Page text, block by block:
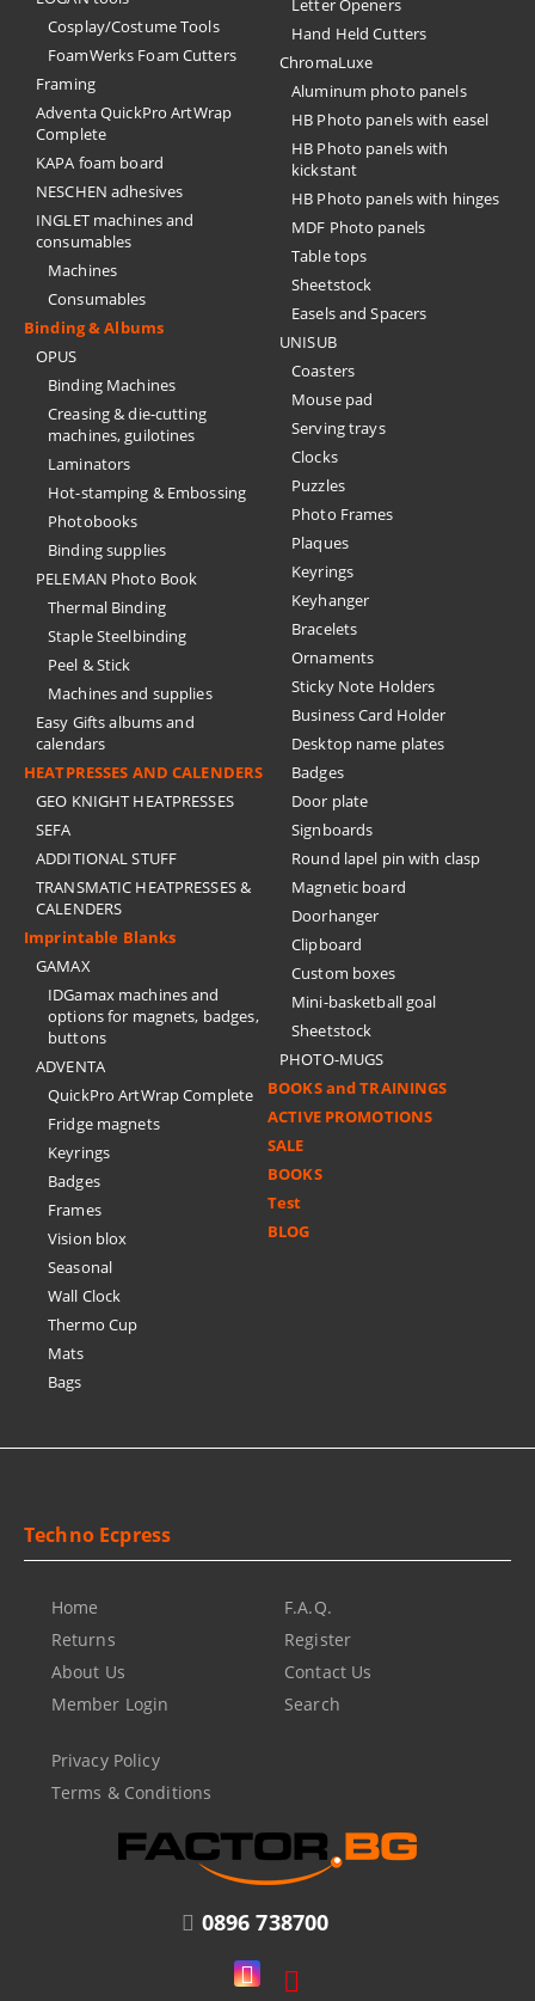
Cosplay/Costume Tools
FoamWerks Foam Cutters
Framing
Adventa QuickPro ArtWrap
Complete
KAPA foam board
NESCHEN adhesives
INGLET machines and
consumables
Machines
Consumables
Binding & Albums
OPUS
Binding Machines
Creasing & die-cutting
machines, guilotines
Laminators
Hot-stamping & Embossing
Photobooks
Binding supplies
PELEMAN Photo Book
Thermal Binding
Staple Steelbinding
Peel & Stick
Machines and supplies
Easy Gifts albums and
calendars
HEATPRESSES AND CALENDERS
GEO KNIGHT HEATPRESSES
SEFA
ADDITIONAL STUFF
TRANSMATIC HEATPRESSES &
CALENDERS
Imprintable Blanks
GAMAX
IDGamax machines and
options for magnets, badges,
buttons
ADVENTA
QuickPro ArtWrap Complete
Fridge magnets
Keyrings
Badges
Frames
Vision blox
Seasonal
Wall Clock
Thermo Cup
Mats
Bags
Letter Openers
Hand Held Cutters
ChromaLuxe
Aluminum photo panels
HB Photo panels with easel
HB Photo panels with
kickstant
HB Photo panels with hinges
MDF Photo panels
Table tops
Sheetstock
Easels and Spacers
UNISUB
Coasters
Mouse pad
Serving trays
Clocks
Puzzles
Photo Frames
Plaques
Keyrings
Keyhanger
Bracelets
Ornaments
Sticky Note Holders
Business Card Holder
Desktop name plates
Badges
Door plate
Signboards
Round lapel pin with clasp
Magnetic board
Doorhanger
Clipboard
Custom boxes
Mini-basketball goal
Sheetstock
PHOTO-MUGS
BOOKS and TRAININGS
ACTIVE PROMOTIONS
SALE
BOOKS
Test
BLOG
0896 738700
Techno Ecpress
Home
Returns
About Us
Member Login
F.A.Q.
Register
Contact Us
Search
Privacy Policy
Terms & Conditions